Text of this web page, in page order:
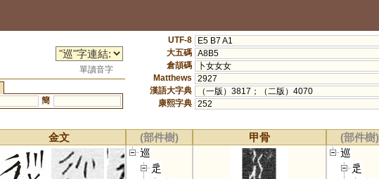
單讀音字
簡
UTF-8
E5 B7 A1
大五碼 A8B5
倉頡碼
卜女女女
Matthews
2927
漢語大字典
（一版）3817；（二版）4070
康熙字典 252
金文
(部件樹)
巡
辵
甲骨
(部件樹)
巡
辵